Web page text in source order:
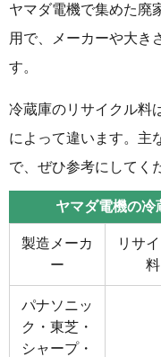
ヤマダ電機で集めた廃
用で、メーカーや大き
す。
冷蔵庫のリサイクル料
によって違います。主
で、ぜひ参考にしてく
ヤマダ電機の冷
製造メーカ
ー
リサ
料
パナソニッ
ク・東芝・
シャープ・